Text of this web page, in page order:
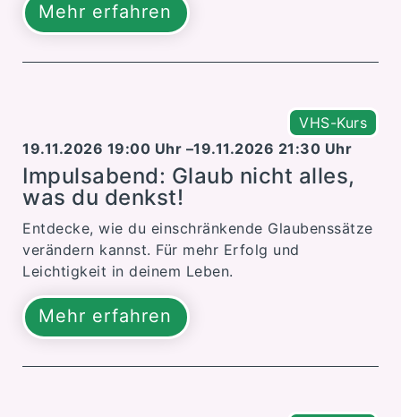
Mehr erfahren
VHS-Kurs
19.11.2026 19:00 Uhr –19.11.2026 21:30 Uhr
Impulsabend: Glaub nicht alles,
was du denkst!
Entdecke, wie du einschränkende Glaubenssätze
verändern kannst. Für mehr Erfolg und
Leichtigkeit in deinem Leben.
Mehr erfahren